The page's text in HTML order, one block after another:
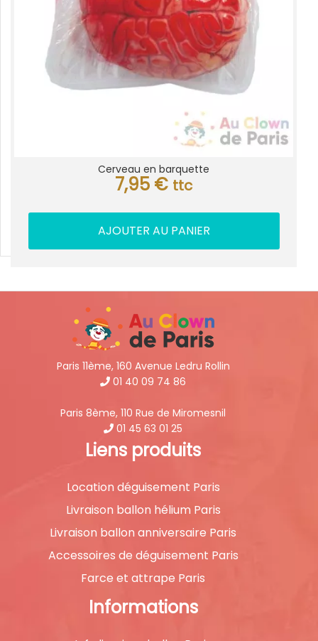
Cerveau en barquette
7,95 € ttc
AJOUTER AU PANIER
Paris 11ème, 160 Avenue Ledru Rollin
01 40 09 74 86
Paris 8ème, 110 Rue de Miromesnil
01 45 63 01 25
Liens produits
Location déguisement Paris
Livraison ballon hélium Paris
Livraison ballon anniversaire Paris
Accessoires de déguisement Paris
Farce et attrape Paris
Informations